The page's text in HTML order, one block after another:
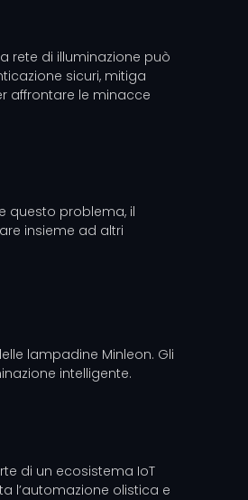
rete di illuminazione può
sicuri, mitiga
affrontare le minacce
questo problema, il
insieme ad altri
lampadine Minleon. Gli
intelligente.
di un ecosistema IoT
l’automazione olistica e